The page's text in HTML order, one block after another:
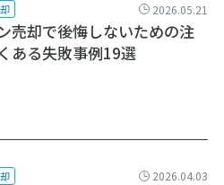
2026.05.21
売却で後悔しないための注
ある失敗事例19選
2026.04.03